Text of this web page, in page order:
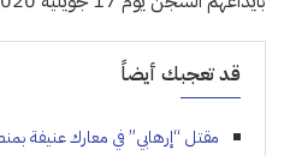
قد تعجبك أيضاً
مقتل “إرهابي” في معارك عنيفة